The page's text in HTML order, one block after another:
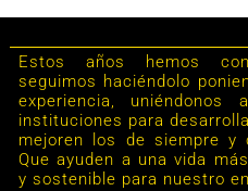
Estos años hemos
seguimos haciéndolo
experiencia,
instituciones para
mejoren los de siempre y
Que ayuden a una vida
y sostenible para nuestro